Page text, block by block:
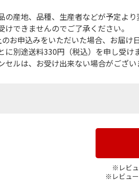
産地、品種、生産者などが予定より
できませんのでご了承ください。
お申込みをいただいた場合、お届け
別途送料330円（税込）を申し受け
ルは、お受け出来ない場合がござい
※レビュ
※レビュー